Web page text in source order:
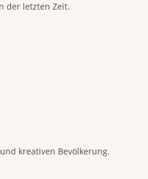
der letzten Zeit.
kreativen Bevölkerung.